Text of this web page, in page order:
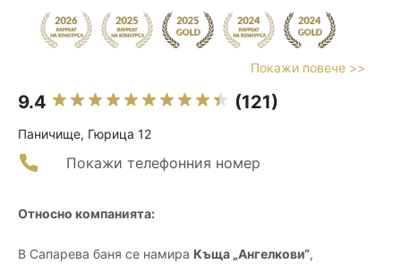
Покажи повече >>
9.4 (121)
Паничище, Гюрица 12
Покажи телефонния номер
Относно компанията:
В Сапарева баня се намира Къща „Ангелкови“,